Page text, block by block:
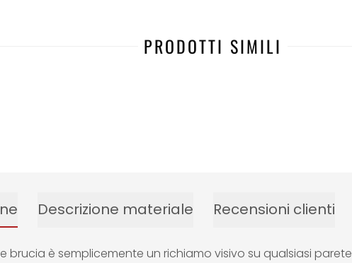
PRODOTTI SIMILI
Descrizione materiale Recensioni clienti
è semplicemente un richiamo visivo su qualsiasi parete